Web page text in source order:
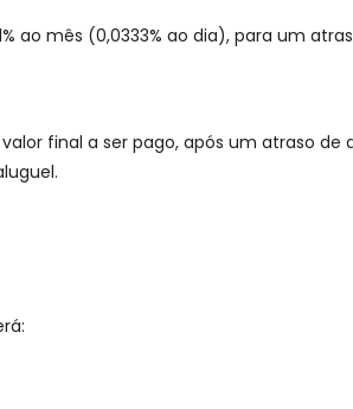
ao mês (0,0333% ao dia), para um
final a ser pago, após um atraso de